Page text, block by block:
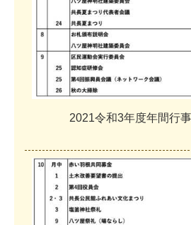
2021令和3年度年間行事